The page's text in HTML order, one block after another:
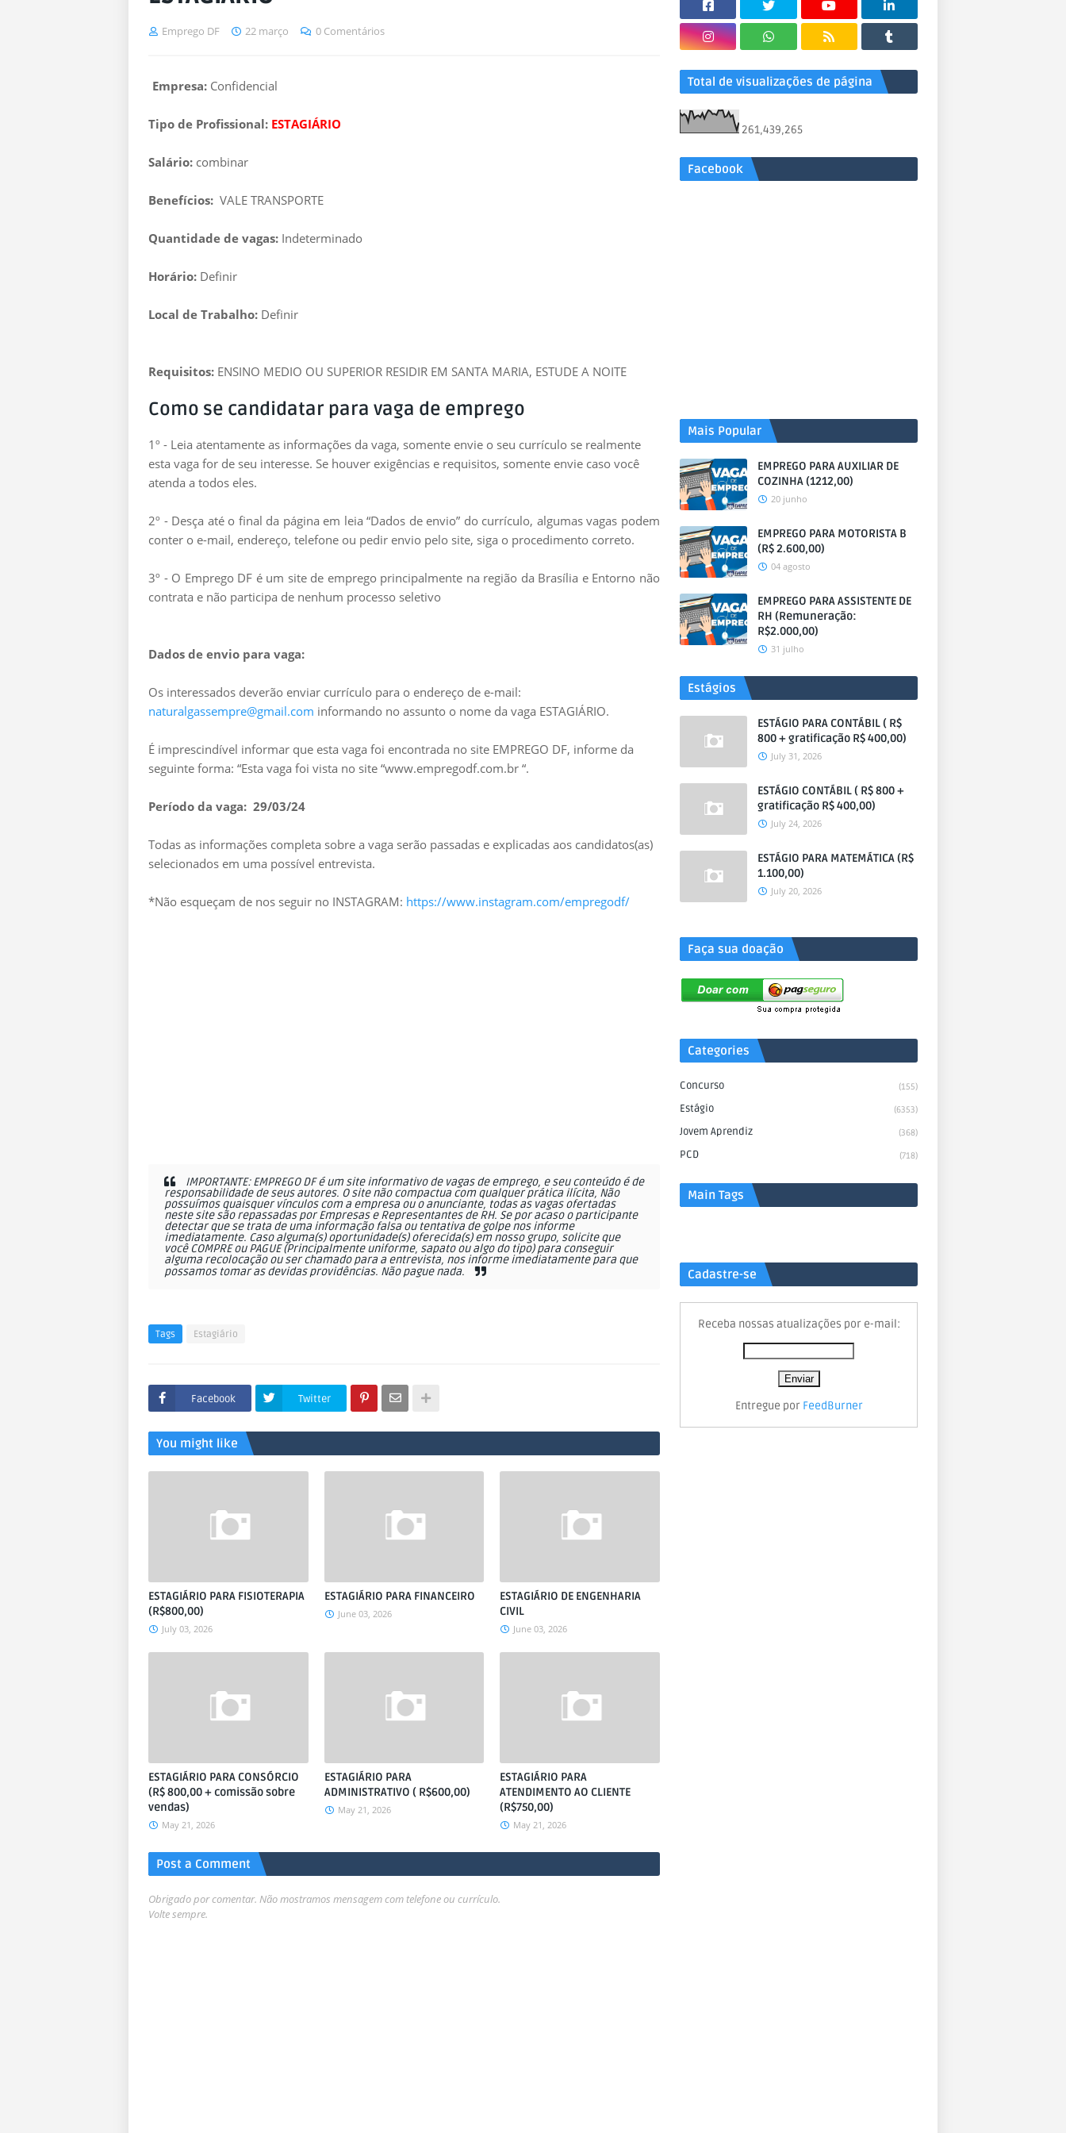
Emprego DF 22 março 0 Comentários
Empresa: Confidencial
Tipo de Profissional: ESTAGIÁRIO
Salário: combinar
Benefícios: VALE TRANSPORTE
Quantidade de vagas: Indeterminado
Horário: Definir
Local de Trabalho: Definir
Requisitos: ENSINO MEDIO OU SUPERIOR RESIDIR EM SANTA MARIA, ESTUDE A NOITE
Como se candidatar para vaga de emprego
1º - Leia atentamente as informações da vaga, somente envie o seu currículo se realmente
esta vaga for de seu interesse. Se houver exigências e requisitos, somente envie caso você
atenda a todos eles.
2º - Desça até o final da página em leia “Dados de envio” do currículo, algumas vagas podem
conter o e-mail, endereço, telefone ou pedir envio pelo site, siga o procedimento correto.
3º - O Emprego DF é um site de emprego principalmente na região da Brasília e Entorno não
contrata e não participa de nenhum processo seletivo
Dados de envio para vaga:
Os interessados deverão enviar currículo para o endereço de e-mail:
naturalgassempre@gmail.com informando no assunto o nome da vaga ESTAGIÁRIO.
É imprescindível informar que esta vaga foi encontrada no site EMPREGO DF, informe da
seguinte forma: “Esta vaga foi vista no site “www.empregodf.com.br “.
Período da vaga: 29/03/24
Todas as informações completa sobre a vaga serão passadas e explicadas aos candidatos(as)
selecionados em uma possível entrevista.
*Não esqueçam de nos seguir no INSTAGRAM: https://www.instagram.com/empregodf/
IMPORTANTE: EMPREGO DF é um site informativo de vagas de emprego, e seu conteúdo é de
responsabilidade de seus autores. O site não compactua com qualquer prática ilícita, Não
possuímos quaisquer vínculos com a empresa ou o anunciante, todas as vagas ofertadas
neste site são repassadas por Empresas e Representantes de RH. Se por acaso o participante
detectar que se trata de uma informação falsa ou tentativa de golpe nos informe
imediatamente. Caso alguma(s) oportunidade(s) oferecida(s) em nosso grupo, solicite que
você COMPRE ou PAGUE (Principalmente uniforme, sapato ou algo do tipo) para conseguir
alguma recolocação ou ser chamado para a entrevista, nos informe imediatamente para que
possamos tomar as devidas providências. Não pague nada.
Tags Estagiário
Facebook Twitter
You might like
ESTAGIÁRIO PARA FISIOTERAPIA
(R$800,00)
July 03, 2026
ESTAGIÁRIO PARA FINANCEIRO
June 03, 2026
ESTAGIÁRIO DE ENGENHARIA
CIVIL
June 03, 2026
ESTAGIÁRIO PARA CONSÓRCIO
(R$ 800,00 + comissão sobre
vendas)
May 21, 2026
ESTAGIÁRIO PARA
ADMINISTRATIVO ( R$600,00)
May 21, 2026
ESTAGIÁRIO PARA
ATENDIMENTO AO CLIENTE
(R$750,00)
May 21, 2026
Post a Comment
Obrigado por comentar. Não mostramos mensagem com telefone ou currículo.
Volte sempre.
Total de visualizações de página
261,439,265
Facebook
Mais Popular
EMPREGO PARA AUXILIAR DE
COZINHA (1212,00)
20 junho
EMPREGO PARA MOTORISTA B
(R$ 2.600,00)
04 agosto
EMPREGO PARA ASSISTENTE DE
RH (Remuneração:
R$2.000,00)
31 julho
Estágios
ESTÁGIO PARA CONTÁBIL ( R$
800 + gratificação R$ 400,00)
July 31, 2026
ESTÁGIO CONTÁBIL ( R$ 800 +
gratificação R$ 400,00)
July 24, 2026
ESTÁGIO PARA MATEMÁTICA (R$
1.100,00)
July 20, 2026
Faça sua doação
Categories
Concurso (155)
Estágio (6353)
Jovem Aprendiz (368)
PCD (718)
Main Tags
Cadastre-se
Receba nossas atualizações por e-mail:
Entregue por FeedBurner